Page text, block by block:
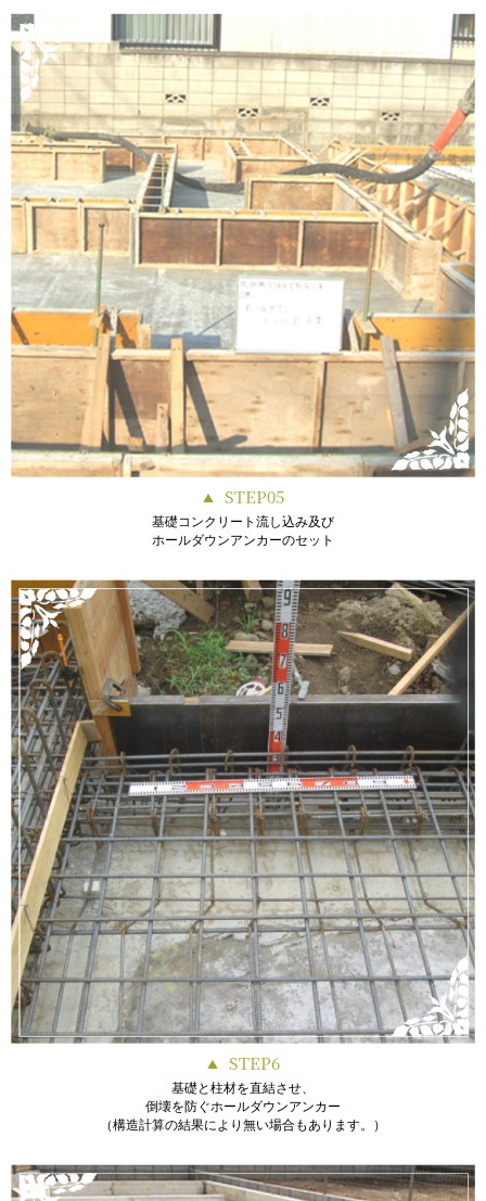
STEP05
基礎コンクリート流し込み及び
ホールダウンアンカーのセット
STEP6
基礎と柱材を直結させ、
倒壊を防ぐホールダウンアンカー
（構造計算の結果により無い場合もあります。）